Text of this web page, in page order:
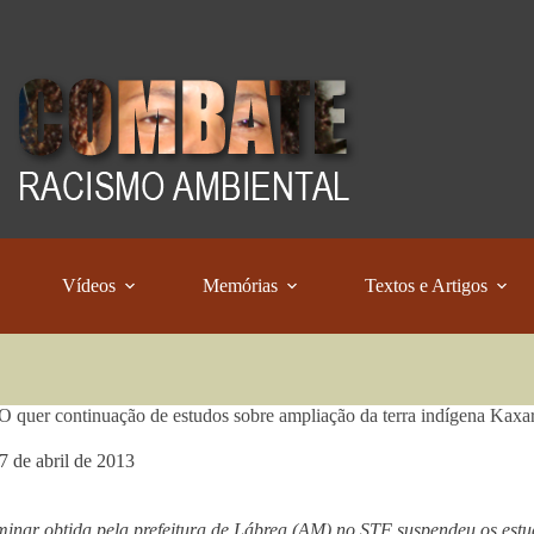
Vídeos Memórias Textos e Artigos
quer continuação de estudos sobre ampliação da terra indígena
de abril de 2013
obtida pela prefeitura de Lábrea (AM) no STF suspendeu os